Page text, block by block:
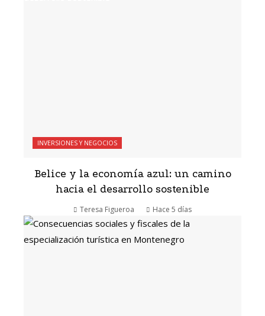
INVERSIONES Y NEGOCIOS
Belice y la economía azul: un camino
hacia el desarrollo sostenible
Teresa Figueroa Hace 5 días